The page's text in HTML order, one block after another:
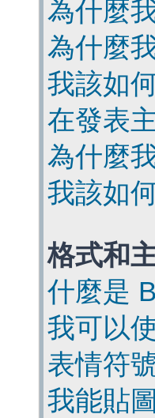
為什麼
為什麼
我該如
在發表
為什麼
我該如
格式和
什麼是
我可以
表情符
我能貼